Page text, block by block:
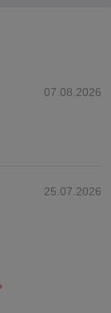
07.08.2026
25.07.2026